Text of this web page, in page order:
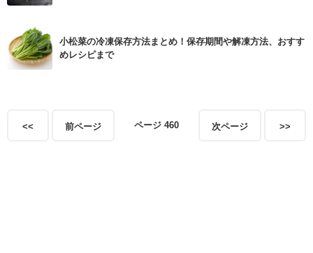
小松菜の冷凍保存方法まとめ！保存期間や解凍方法、おすす
めレシピまで
ページ 460
<< 前ページ 次ページ >>